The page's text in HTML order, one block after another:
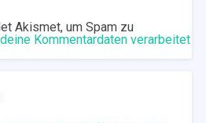
Akismet, um Spam zu
Kommentardaten verarbeitet